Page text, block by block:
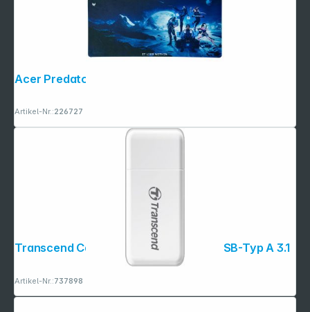
Acer Predator XXL Gaming Mauspad
Artikel-Nr.:226727
Transcend Card Reader RDF5 White USB-Typ A 3.1
Artikel-Nr.:737898